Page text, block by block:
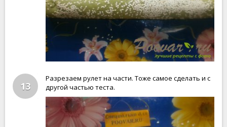
13
Разрезаем рулет на части. Тоже самое сделать и с
другой частью теста.